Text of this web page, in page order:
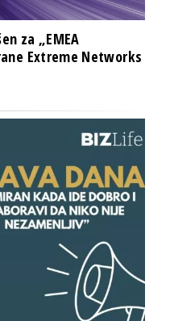
za „EMEA
Extreme Networks